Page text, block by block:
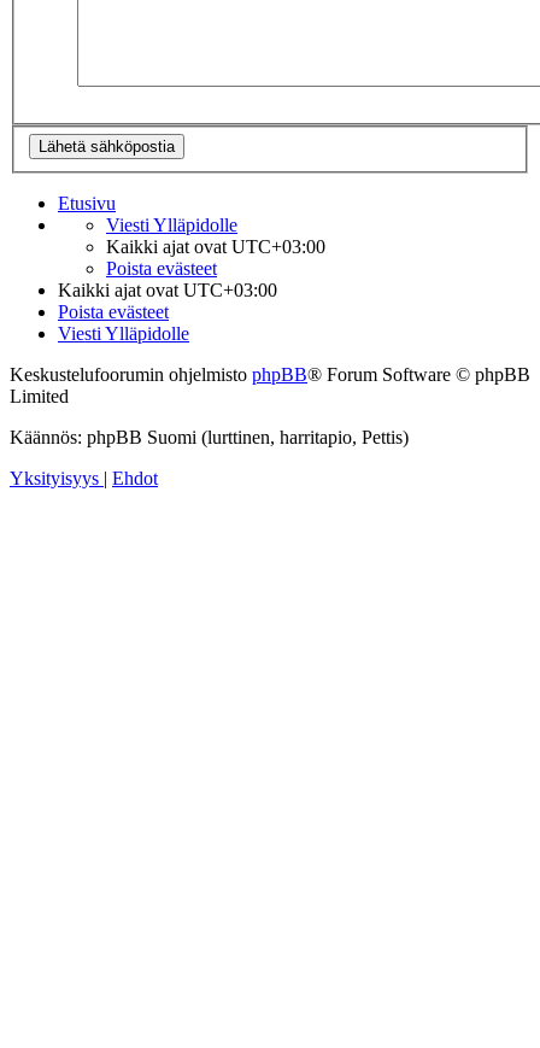
Etusivu
Viesti Ylläpidolle
Kaikki ajat ovatUTC+03:00
Poista evästeet
Kaikki ajat ovatUTC+03:00
Poista evästeet
Viesti Ylläpidolle
Keskustelufoorumin ohjelmisto phpBB® Forum Software © phpBB
Limited
Käännös: phpBB Suomi (lurttinen, harritapio, Pettis)
Yksityisyys
Ehdot